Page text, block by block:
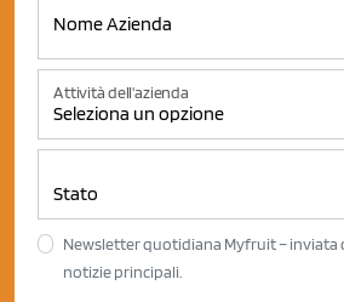
Attività dell'azienda
Newsletter quotidiana Myfruit – inviata
notizie principali.